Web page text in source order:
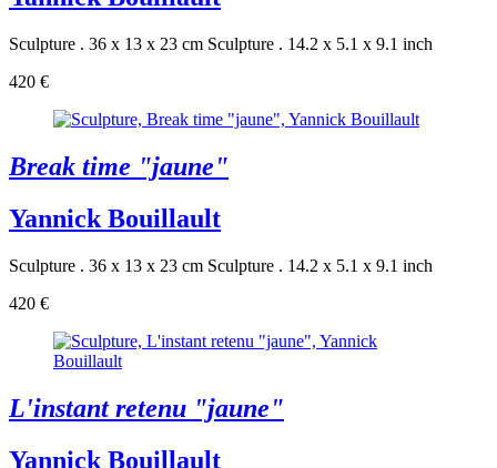
Sculpture . 36 x 13 x 23 cm Sculpture . 14.2 x 5.1 x 9.1 inch
420 €
Break time "jaune"
Yannick Bouillault
Sculpture . 36 x 13 x 23 cm Sculpture . 14.2 x 5.1 x 9.1 inch
420 €
L'instant retenu "jaune"
Yannick Bouillault